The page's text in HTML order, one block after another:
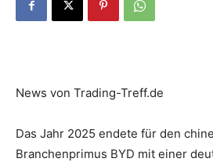
News von Trading-Treff.de
Das Jahr 2025 endete für den
Branchenprimus BYD mit einer